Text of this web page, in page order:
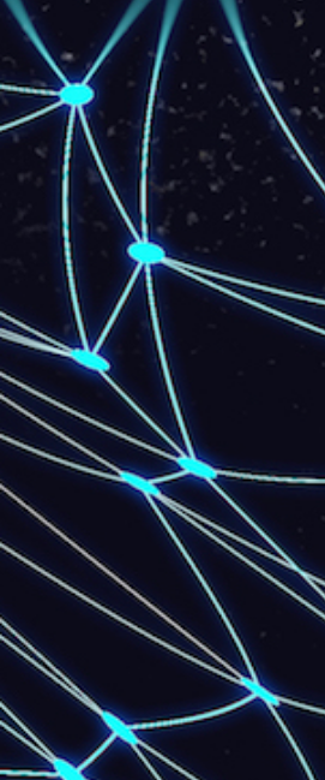
150
R$ 89 /mês
Download: 150
Upload: 45
Para
Fibra